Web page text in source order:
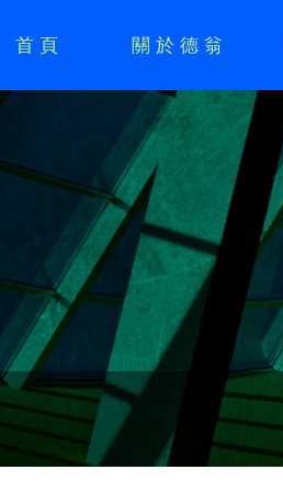
首頁 關於德翁